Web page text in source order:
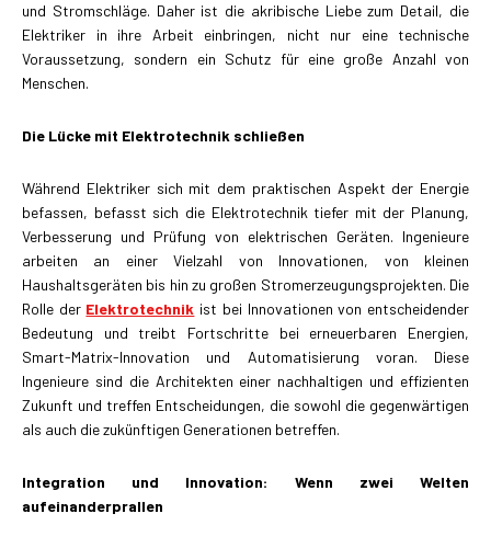
und Stromschläge. Daher ist die akribische Liebe zum Detail, die
Elektriker in ihre Arbeit einbringen, nicht nur eine technische
Voraussetzung, sondern ein Schutz für eine große Anzahl von
Menschen.
Die Lücke mit Elektrotechnik schließen
Während Elektriker sich mit dem praktischen Aspekt der Energie
befassen, befasst sich die Elektrotechnik tiefer mit der Planung,
Verbesserung und Prüfung von elektrischen Geräten. Ingenieure
arbeiten an einer Vielzahl von Innovationen, von kleinen
Haushaltsgeräten bis hin zu großen Stromerzeugungsprojekten. Die
Rolle der Elektrotechnik ist bei Innovationen von entscheidender
Bedeutung und treibt Fortschritte bei erneuerbaren Energien,
Smart-Matrix-Innovation und Automatisierung voran. Diese
Ingenieure sind die Architekten einer nachhaltigen und effizienten
Zukunft und treffen Entscheidungen, die sowohl die gegenwärtigen
als auch die zukünftigen Generationen betreffen.
Integration und Innovation: Wenn zwei Welten
aufeinanderprallen